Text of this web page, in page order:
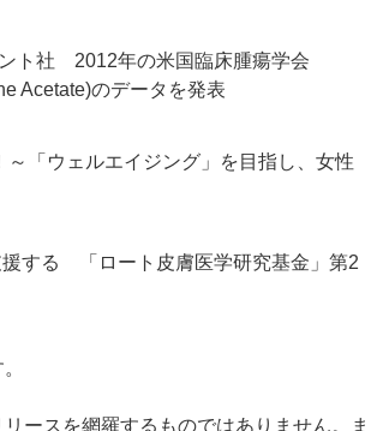
ト社 2012年の米国臨床腫瘍学会
Acetate)のデータを発表
～「ウェルエイジング」を目指し、女性
援する 「ロート皮膚医学研究基金」第2
ースを網羅するものではありません。ま